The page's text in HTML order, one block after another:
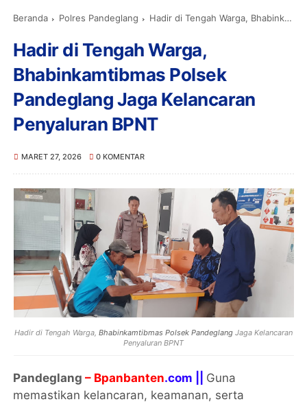
Beranda Polres Pandeglang Hadir di Tengah Warga, Bhabinkamtibmas Polsek Pandeglang Jaga Kelancaran Penyaluran BPNT
Hadir di Tengah Warga,
Bhabinkamtibmas Polsek
Pandeglang Jaga Kelancaran
Penyaluran BPNT
MARET 27, 2026 0 KOMENTAR
Hadir di Tengah Warga, Bhabinkamtibmas Polsek Pandeglang Jaga Kelancaran
Penyaluran BPNT
Pandeglang – Bpanbanten.com || Guna
memastikan kelancaran, keamanan, serta